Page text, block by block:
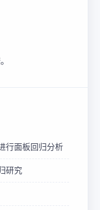
行面板回归分析
研究